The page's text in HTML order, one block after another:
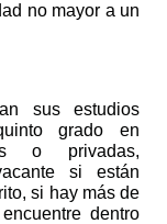
no mayor a un
sus estudios
grado en
o privadas,
si están
si hay más de
dentro